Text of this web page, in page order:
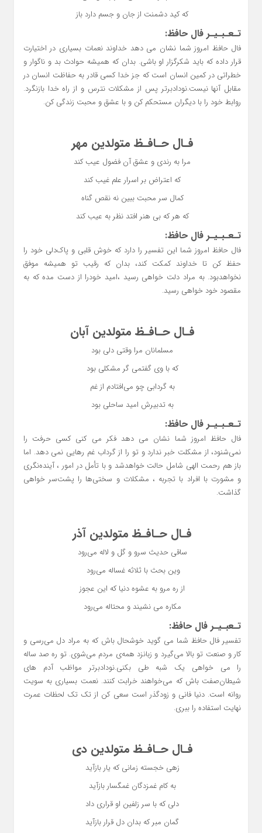
که کید دشمنت از جان و جسم دارد باز
تـعـبـیـر فال حافظ:
فال حافظ امروز شما نشان می دهد خداوند نعمات بسیاری در اختیارت
قرار داده که باید شکرگزار او باشی. بدان که همیشه حوادث بد و ناگوار و
خطراتی در کمین انسان است که جز خدا کسی قادر به حفاظت انسان در
مقابل آنها نیست.نودادبرتر پس از مشکلات نترس و از راه خدا بازنگرد.
روابط خود را با دیگران مستحکم کن و با عشق و محبت زندگی کن.
فـال حـافـظ متولدین مهر
مرا به رندی و عشق آن فضول عیب کند
که اعتراض بر اسرار علم غیب کند
کمال سر محبت ببین نه نقص گناه
که هر که بی هنر افتد نظر به عیب کند
تـعـبـیـر فال حافظ:
فال حافظ امروز شما این تفسیر را دارد که خوش قلبی و پاک‌دلی خود را
حفظ کن تا خداوند کمکت کند، بدان که رقیب تو همیشه موفق
نخواهدبود. به مراد دلت خواهی رسید ،امید خودرا از دست مده که به
مقصود خود خواهی رسید.
فـال حـافـظ متولدین آبان
مسلمانان مرا وقتی دلی بود
که با وی گفتمی گر مشکلی بود
به گردابی چو می‌افتادم از غم
به تدبیرش امید ساحلی بود
تـعـبـیـر فال حافظ:
فال حافظ امروز شما نشان می دهد فکر می کنی کسی حرفت را
نمی‌شنود، از مشکلت خبر ندارد و تو را از گرداب غم رهایی نمی دهد. اما
باز هم رحمت الهی شامل حالت خواهدشد و با تأمل در امور ، آینده‌نگری
و مشورت با افراد با تجربه ، مشکلات و سختی‌ها را پشت‌سر خواهی
گذاشت.
فـال حـافـظ متولدین آذر
ساقی حدیث سرو و گل و لاله می‌رود
وین بحث با ثلاثه غساله می‌رود ‌
از ره مرو به عشوه دنیا که این عجوز
مکاره می نشیند و محتاله می‌رود
تـعبـیـر فال حافظ:
تفسیر فال حافظ شما می گوید خوشحال باش که به مراد دل می‌رسی و
کار و صنعت تو بالا می‌گیرد و زبانزد همه‌ی مردم می‌شوی. تو ره صد ساله
را می خواهی یک شبه طی بکنی.نودادبرتر مواظب آدم های
شیطان‌صفت باش که می‌خواهند خرابت کنند. نعمت بسیاری به سویت
روانه است. دنیا فانی و زودگذر است سعی کن از تک تک لحظات عمرت
نهایت استفاده را ببری.
فـال حـافـظ متولدین دی
زهی خجسته زمانی که یار بازآید
به کام غمزدگان غمگسار بازآید
دلی که با سر زلفین او قراری داد
گمان مبر که بدان دل قرار بازآید